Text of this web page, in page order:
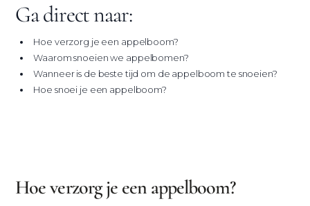
Ga direct naar:
Hoe verzorg je een appelboom?
Waarom snoeien we appelbomen?
Wanneer is de beste tijd om de appelboom te snoeien?
Hoe snoei je een appelboom?
Hoe verzorg je een appelboom?